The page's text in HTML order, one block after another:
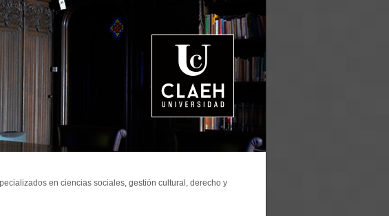
en ciencias sociales, gestión cultural, derecho y